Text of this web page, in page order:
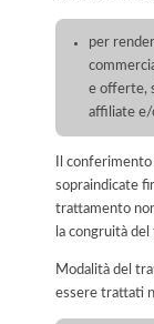
per
e offerte,
affiliate e/
Il
sopraindicate
trattamento
la congruità
Modalità del
essere trattati